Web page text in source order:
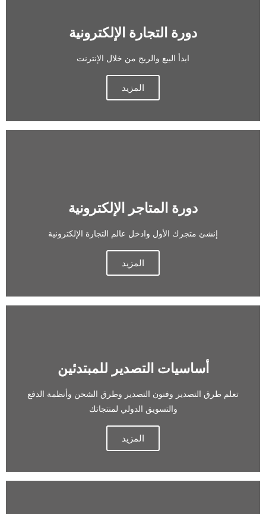
دورة التجارة الإلكترونية
ابدأ البيع والربح من خلال الإنترنت
المزيد
دورة المتاجر الإلكترونية
إنشئ متجرك الأول وادخل عالم التجارة الإلكترونية
المزيد
أساسيات التصدير للمبتدئين
تعلم طرق التصدير وفنون التصدير وطرق الشحن وأنظمة الدفع
والتسويق الدولي لمنتجاتك
المزيد